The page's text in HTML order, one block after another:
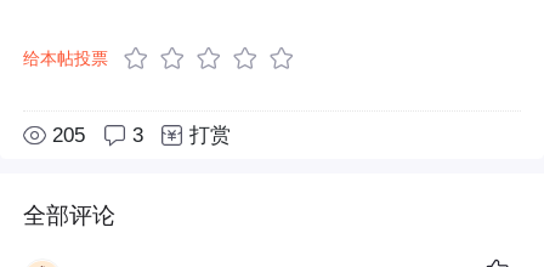
给本帖投票
205 3 打赏
全部评论